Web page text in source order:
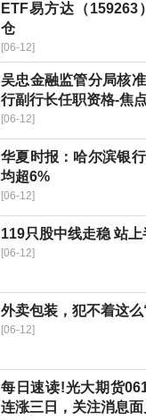
ETF易方达（159263
仓
[06-12]
吴忠金融监管分局核
行副行长任职资格-焦
[06-12]
华夏时报：哈尔滨银
均超6%
[06-12]
119只股中线走稳 站
[06-12]
外卖包装，犯不着这么
[06-12]
每日速读!光大期货
连涨三日，关注消息